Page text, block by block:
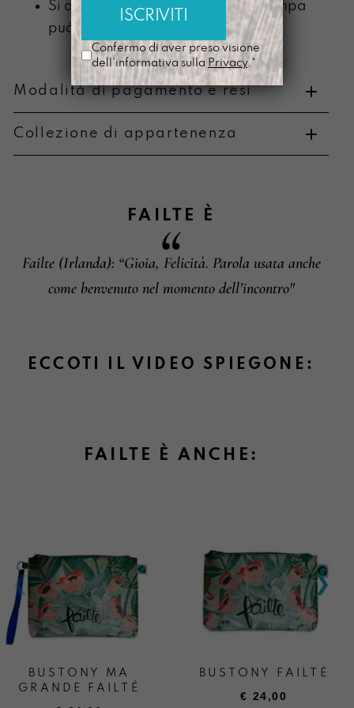
Si ammorbidisce con l’uso e la stampa
può scolorire
Modalità di pagamento e resi
Informazioni su cambi e resi
Collezione di appartenenza
FAILTE È
Failte (Irlanda): “Gioia, Felicità. Parola usata anche
come benvenuto nel momento dell’incontro"
ECCOTI IL VIDEO SPIEGONE:
FAILTE È ANCHE:
BUSTONY MA
GRANDE FAILTÉ
BUSTONY FAILTÈ
€ 24,00
Confermo di aver preso visione
dell'informativa sulla Privacy.*